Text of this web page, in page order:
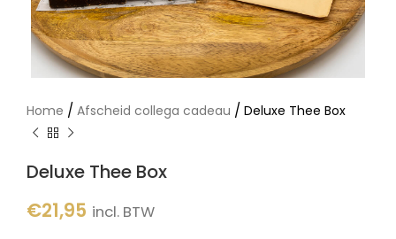
Home / Afscheid collega cadeau / Deluxe Thee Box
Deluxe Thee Box
€21,95 incl. BTW